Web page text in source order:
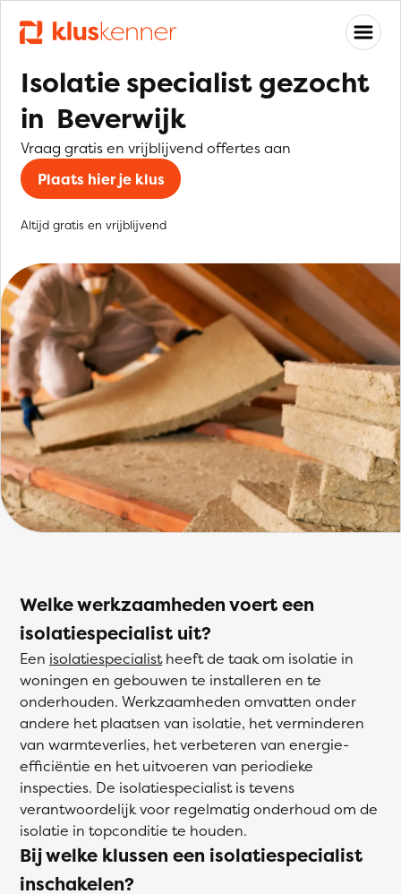
Isolatie specialist gezocht
in Beverwijk
Vraag gratis en vrijblijvend offertes aan
Plaats hier je klus
Altijd gratis en vrijblijvend
Welke werkzaamheden voert een
isolatiespecialist uit?
Een isolatiespecialistheeft de taak om isolatie in
woningen en gebouwen te installeren en te
onderhouden. Werkzaamheden omvatten onder
andere het plaatsen van isolatie, het verminderen
van warmteverlies, het verbeteren van energie-
efficiëntie en het uitvoeren van periodieke
inspecties. De isolatiespecialist is tevens
verantwoordelijk voor regelmatig onderhoud om de
isolatie in topconditie te houden.
Bij welke klussen een isolatiespecialist
inschakelen?